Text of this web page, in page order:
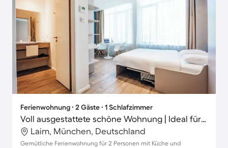
Ferienwohnung ∙ 2 Gäste ∙ 1 Schlafzimmer
Voll ausgestattete schöne Wohnung | Ideal für Homeoffice
Laim, München, Deutschland
Gemütliche Ferienwohnung für 2 Personen mit Küche und